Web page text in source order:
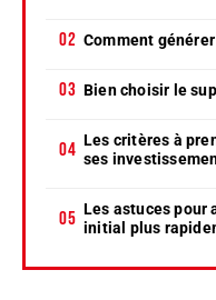
Comment
Bien choisir le
Les critères à
ses
Les astuces pour
initial plus